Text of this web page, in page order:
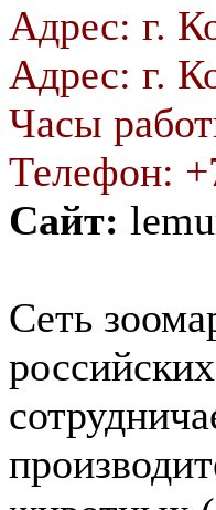
Адрес: г.
Адрес: г.
Часы
Телефон:
Сайт:
Сеть